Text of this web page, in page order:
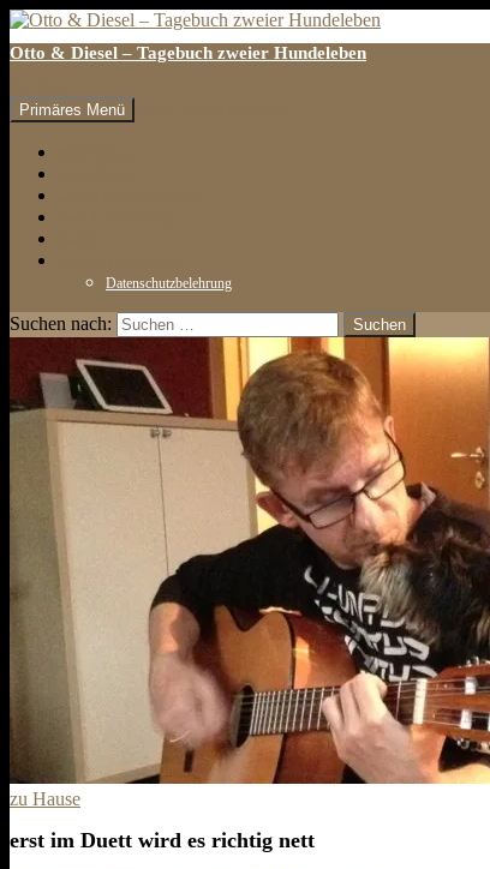
Otto & Diesel – Tagebuch zweier Hundeleben
Primäres Menü
Datenschutzbelehrung
Suchen nach:
zu Hause
erst im Duett wird es richtig nett